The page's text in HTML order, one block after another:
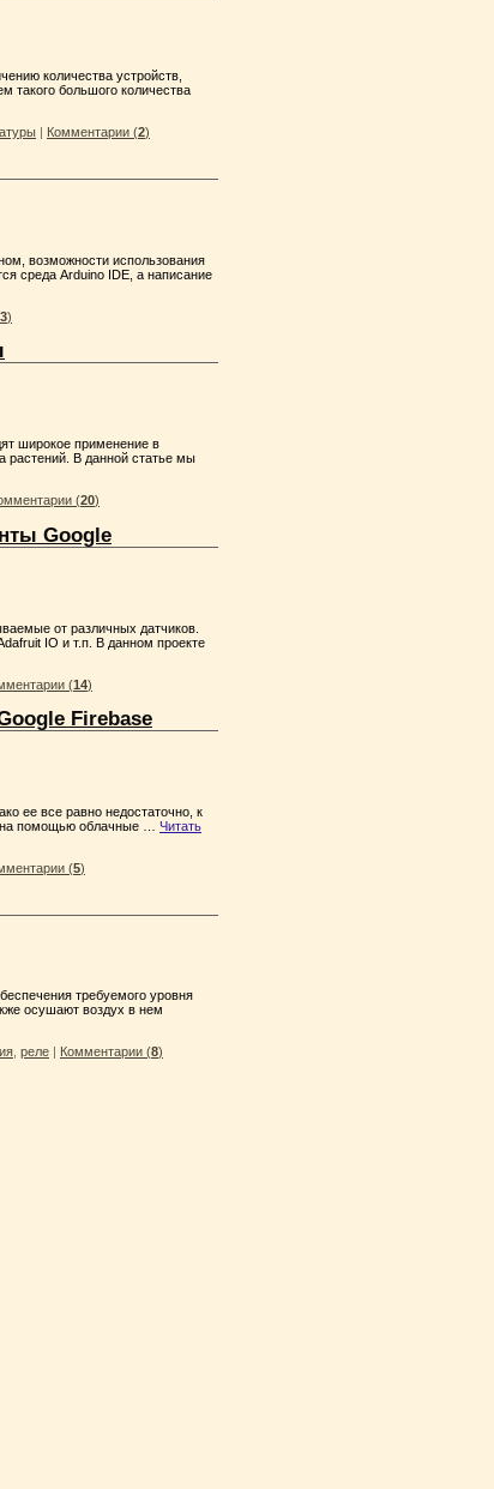
количества устройств,
такого большого количества
Комментарии (2)
возможности использования
среда Arduino IDE, а написание
3)
широкое применение в
растений. В данной статье мы
(20)
Google
от различных датчиков.
IO и т.п. В данном проекте
(14)
Firebase
ее все равно недостаточно, к
на помощью облачные … Читать
(5)
требуемого уровня
осушают воздух в нем
реле Комментарии (8)